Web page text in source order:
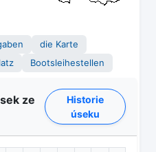
die Karte
Bootsleihestellen
ze
Historie
úseku